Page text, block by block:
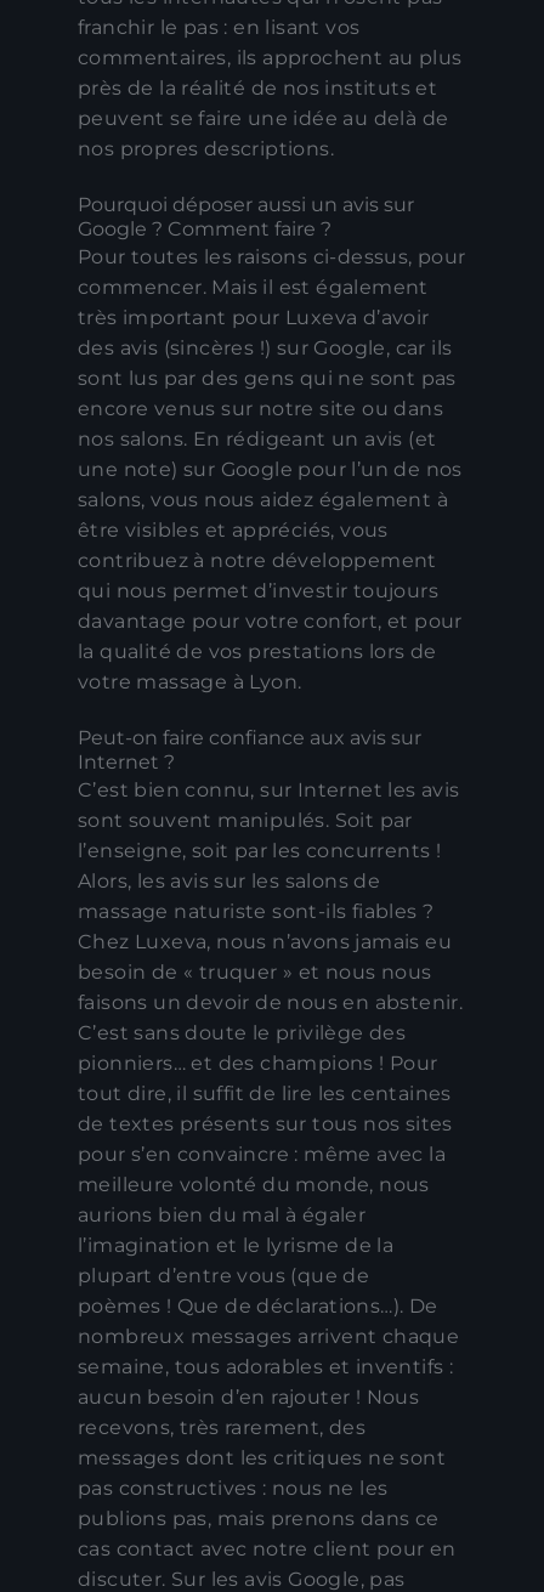
franchir le pas : en lisant vos
commentaires, ils approchent au plus
près de la réalité de nos instituts et
peuvent se faire une idée au delà de
nos propres descriptions.
Pourquoi déposer aussi un avis sur
Google ? Comment faire ?
Pour toutes les raisons ci-dessus, pour
commencer. Mais il est également
très important pour Luxeva d’avoir
des avis (sincères !) sur Google, car ils
sont lus par des gens qui ne sont pas
encore venus sur notre site ou dans
nos salons. En rédigeant un avis (et
une note) sur Google pour l’un de nos
salons, vous nous aidez également à
être visibles et appréciés, vous
contribuez à notre développement
qui nous permet d’investir toujours
davantage pour votre confort, et pour
la qualité de vos prestations lors de
votre massage à Lyon.
Peut-on faire confiance aux avis sur
Internet ?
C’est bien connu, sur Internet les avis
sont souvent manipulés. Soit par
l’enseigne, soit par les concurrents !
Alors, les avis sur les salons de
massage naturiste sont-ils fiables ?
Chez Luxeva, nous n’avons jamais eu
besoin de « truquer » et nous nous
faisons un devoir de nous en abstenir.
C’est sans doute le privilège des
pionniers… et des champions ! Pour
tout dire, il suffit de lire les centaines
de textes présents sur tous nos sites
pour s’en convaincre : même avec la
meilleure volonté du monde, nous
aurions bien du mal à égaler
l’imagination et le lyrisme de la
plupart d’entre vous (que de
poèmes ! Que de déclarations…). De
nombreux messages arrivent chaque
semaine, tous adorables et inventifs :
aucun besoin d’en rajouter ! Nous
recevons, très rarement, des
messages dont les critiques ne sont
pas constructives : nous ne les
publions pas, mais prenons dans ce
cas contact avec notre client pour en
discuter. Sur les avis Google, pas